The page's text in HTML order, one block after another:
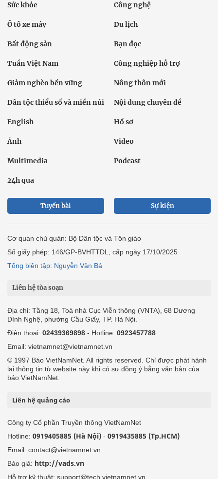
Sức khỏe Công nghệ
Ô tô xe máy Du lịch
Bất động sản Bạn đọc
Tuần Việt Nam Công nghiệp hỗ trợ
Giảm nghèo bền vững Nông thôn mới
Dân tộc thiểu số và miền núi Nội dung chuyên đề
English Hồ sơ
Ảnh Video
Multimedia Podcast
24h qua
Tuyến bài Sự kiện
Cơ quan chủ quản: Bộ Dân tộc và Tôn giáo
Số giấy phép: 146/GP-BVHTTDL, cấp ngày 17/10/2025
Tổng biên tập: Nguyễn Văn Bá
Liên hệ tòa soạn
Địa chỉ: Tầng 18, Toà nhà Cục Viễn thông (VNTA), 68 Dương
Đình Nghệ, phường Cầu Giấy, TP. Hà Nội.
Điện thoại: 02439369898 - Hotline: 0923457788
Email: vietnamnet@vietnamnet.vn
© 1997 Báo VietNamNet. All rights reserved. Chỉ được phát hành
lại thông tin từ website này khi có sự đồng ý bằng văn bản của
báo VietNamNet.
Liên hệ quảng cáo
Công ty Cổ phần Truyền thông VietNamNet
Hotline: 0919405885 (Hà Nội) - 0919435885 (Tp.HCM)
Email: contact@vietnamnet.vn
Báo giá: http://vads.vn
Hỗ trợ kỹ thuật: support@tech.vietnamnet.vn